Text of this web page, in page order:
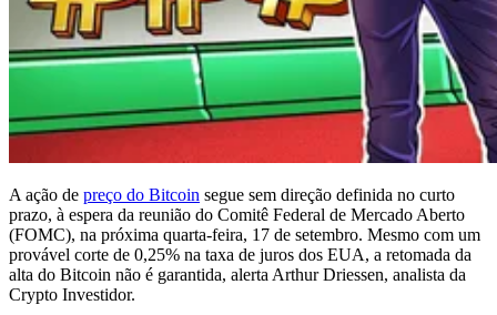
A ação de preço do Bitcoin segue sem direção definida no curto
prazo, à espera da reunião do Comitê Federal de Mercado Aberto
(FOMC), na próxima quarta-feira, 17 de setembro. Mesmo com um
provável corte de 0,25% na taxa de juros dos EUA, a retomada da
alta do Bitcoin não é garantida, alerta Arthur Driessen, analista da
Crypto Investidor.